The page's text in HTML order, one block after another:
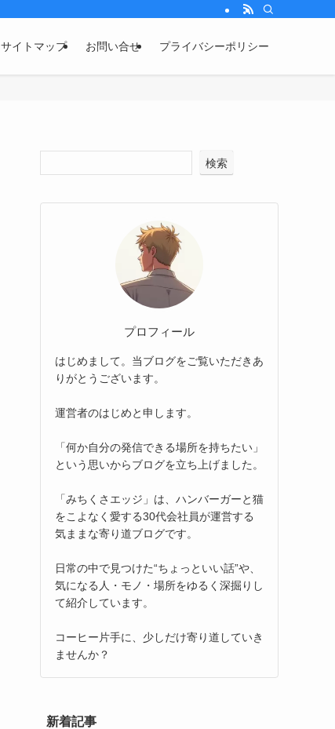
サイトマップ お問い合せ プライバシーポリシー
検索
プロフィール
はじめまして。当ブログをご覧いただきあ
りがとうございます。
運営者のはじめと申します。
「何か自分の発信できる場所を持ちたい」
という思いからブログを立ち上げました。
「みちくさエッジ」は、ハンバーガーと猫
をこよなく愛する30代会社員が運営する
気ままな寄り道ブログです。
日常の中で見つけた“ちょっといい話”や、
気になる人・モノ・場所をゆるく深掘りし
て紹介しています。
コーヒー片手に、少しだけ寄り道していき
ませんか？
新着記事